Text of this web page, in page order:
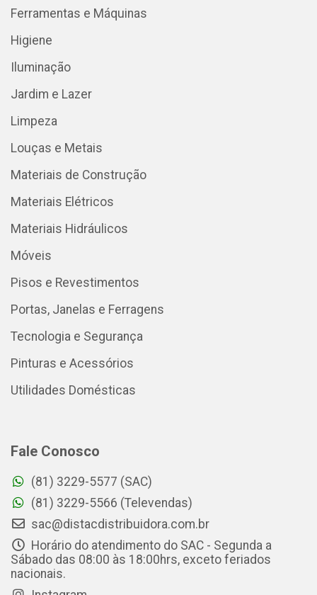
Ferramentas e Máquinas
Higiene
Iluminação
Jardim e Lazer
Limpeza
Louças e Metais
Materiais de Construção
Materiais Elétricos
Materiais Hidráulicos
Móveis
Pisos e Revestimentos
Portas, Janelas e Ferragens
Tecnologia e Segurança
Pinturas e Acessórios
Utilidades Domésticas
Fale Conosco
(81) 3229-5577 (SAC)
(81) 3229-5566 (Televendas)
sac@distacdistribuidora.com.br
Horário do atendimento do SAC - Segunda a
Sábado das 08:00 às 18:00hrs, exceto feriados
nacionais.